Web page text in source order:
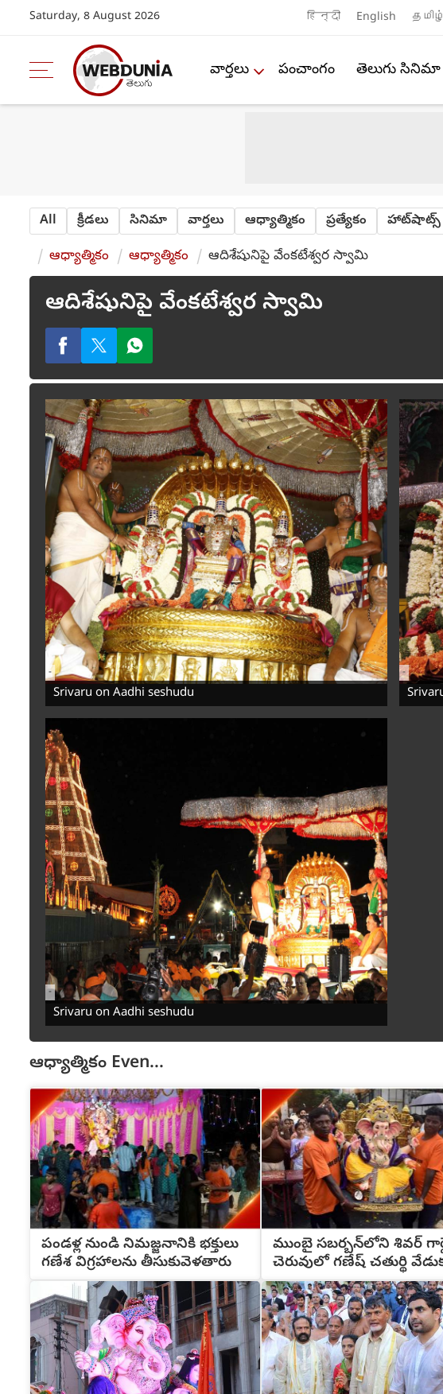
Saturday, 8 August 2026 हिन्दी English தமிழ்
వార్తలు పంచాంగం తెలుగు సినిమా
All క్రీడలు సినిమా వార్తలు ఆధ్యాత్మికం ప్రత్యేకం హాట్‌షాట్స్
ఆధ్యాత్మికం ఆధ్యాత్మికం ఆదిశేషునిపై వేంకటేశ్వర స్వామి
ఆదిశేషునిపై వేంకటేశ్వర స్వామి
-
Srivaru on Aadhi seshudu
-
Srivaru on Aadhi seshudu
-
ఆధ్యాత్మికం Even...
పండళ్ల నుండి నిమజ్జనానికి భక్తులు
గణేశ విగ్రహాలను తీసుకువెళతారు
ముంబై సబర్బన్‌లోని శివర్
చెరువులో గణేష్ చతుర్థి